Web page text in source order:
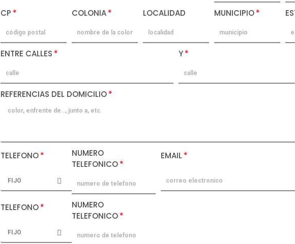
CP COLONIA LOCALIDAD MUNICIPIO
ENTRE CALLES Y
REFERENCIAS DEL DOMICILIO
TELEFONO
NUMERO
TELEFONICO
EMAIL
TELEFONO
NUMERO
TELEFONICO